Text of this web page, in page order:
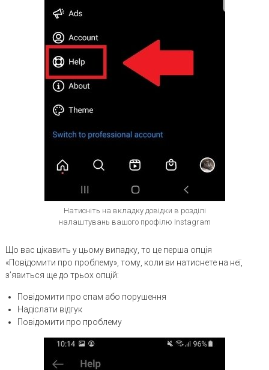
Натисніть на вкладку довідки в розділі
налаштувань вашого профілю Instagram
Що вас цікавить у цьому випадку, то це перша опція
«Повідомити про проблему», тому, коли ви натиснете на неї,
з’явиться ще до трьох опцій:
Повідомити про спам або порушення
Надіслати відгук
Повідомити про проблему